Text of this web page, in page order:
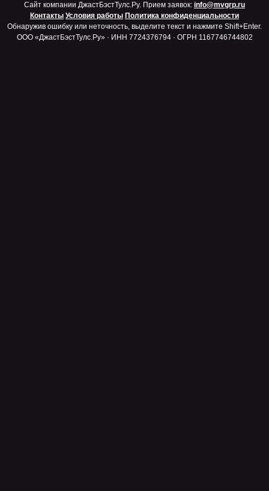
Cайт компании ДжастБэстТулс.Ру. Прием заявок: info@mvgrp.ru
Контакты Условия работы Политика конфиденциальности
Обнаружив ошибку или неточность, выделите текст и нажмите Shift+Enter.
ООО «ДжастБэстТулс.Ру» · ИНН 7724376794 · ОГРН 1167746744802